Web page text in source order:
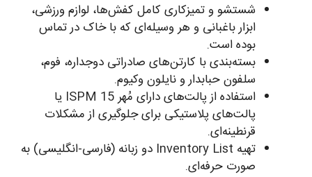
شستشو و تمیزکاری کامل کفش‌ها، لوازم ورزشی،
ابزار باغبانی و هر وسیله‌ای که با خاک در تماس
بوده است.
بسته‌بندی با کارتن‌های صادراتی دوجداره، فوم،
سلفون حبابدار و نایلون وکیوم.
استفاده از پالت‌های دارای مُهر ISPM 15 یا
پالت‌های پلاستیکی برای جلوگیری از مشکلات
قرنطینه‌ای.
تهیه Inventory List دو زبانه (فارسی-انگلیسی) به
صورت حرفه‌ای.